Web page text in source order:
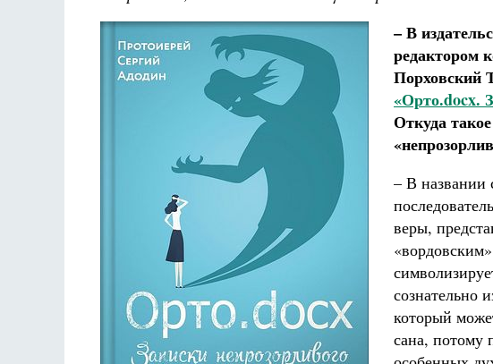
– В
редактором
Порховский
«Орто.docx.
Откуда
– В названии
веры,
сознательно
который
сана, потому
Разлуки не будет
Фредерика де Грааф Как найти своё
Кирилл